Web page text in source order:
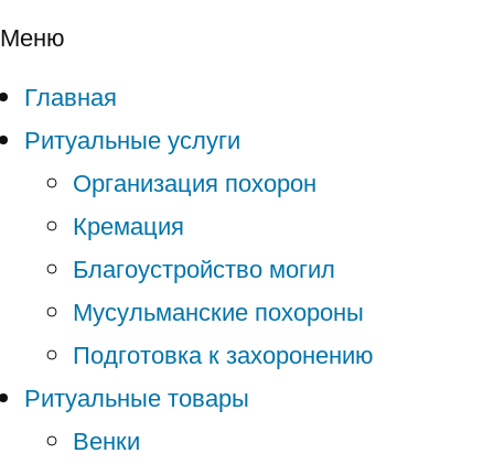
Меню
Главная
Ритуальные услуги
Организация похорон
Кремация
Благоустройство могил
Мусульманские похороны
Подготовка к захоронению
Ритуальные товары
Венки